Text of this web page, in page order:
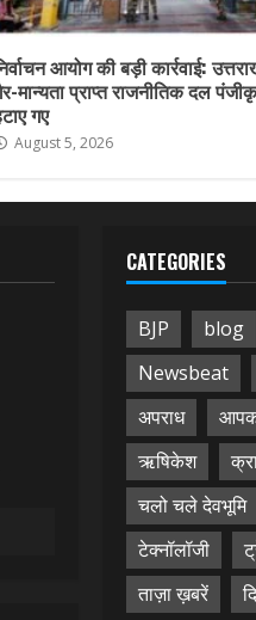
आयोग की बड़ी कार्रवाई:
मान्यता प्राप्त राजनीतिक दल
गए
August 5, 2026
CATEGORIES
BJP blog
Newsbeat
अपराध
ऋषिकेश
चलो चले देवभूमि
टेक्नॉलॉजी
ताज़ा ख़बरें